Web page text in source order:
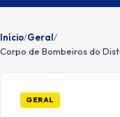
Menu
Início/Geral/
GERAL